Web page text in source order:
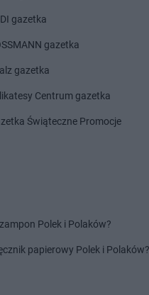
Twój Market
gazetka
gazetka
gazetka
Centrum gazetka
Świąteczne Promocje
Polek i Polaków?
papierowy Polek i Polaków?